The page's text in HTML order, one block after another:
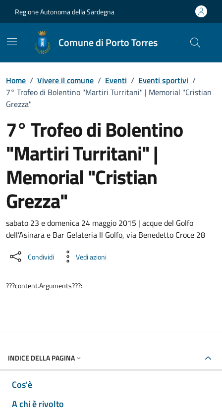
Regione Autonoma della Sardegna
Comune di Porto Torres
Home / Vivere il comune / Eventi / Eventi sportivi /
7° Trofeo di Bolentino "Martiri Turritani" | Memorial "Cristian
Grezza"
7° Trofeo di Bolentino
"Martiri Turritani" |
Memorial "Cristian
Grezza"
Dettaglio dell'evento
sabato 23 e domenica 24 maggio 2015 | acque del Golfo
dell’Asinara e Bar Gelateria Il Golfo, via Benedetto Croce 28
Condividi Vedi azioni
???content.Arguments???:
INDICE DELLA PAGINA
Cos'è
A chi è rivolto